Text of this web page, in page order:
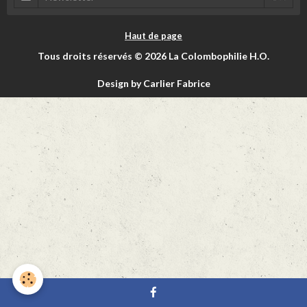
Haut de page
Tous droits réservés © 2026 La Colombophilie H.O.
Design by Carlier Fabrice